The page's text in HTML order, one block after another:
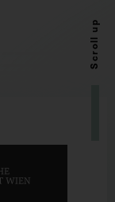
Scroll up